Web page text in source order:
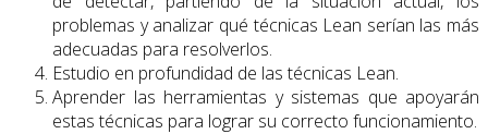
problemas y analizar qué técnicas Lean serían las más
adecuadas para resolverlos.
Estudio en profundidad de las técnicas Lean.
Aprender las herramientas y sistemas que apoyarán
estas técnicas para lograr su correcto funcionamiento.